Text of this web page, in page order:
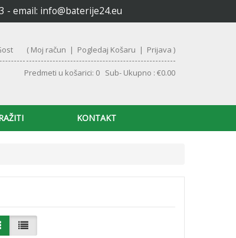
- email: info@baterije24.eu
( Moj račun | Pogledaj Košaru | Prijava )
Predmeti u košarici: 0 Sub- Ukupno : €0.00
KONTAKT